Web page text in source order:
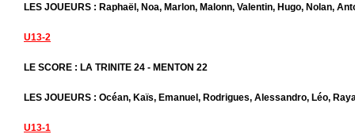
LES JOUEURS : Raphaël, Noa, Marlon, Malonn, Valentin, Hugo, Nolan,
U13-2
LE SCORE : LA TRINITE 24 - MENTON 22
LES JOUEURS : Océan, Kaïs, Emanuel, Rodrigues, Alessandro, Léo,
U13-1